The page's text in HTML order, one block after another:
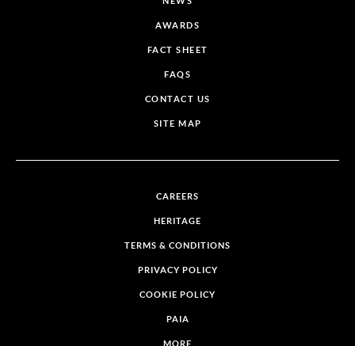
AWARDS
FACT SHEET
FAQS
CONTACT US
SITE MAP
CAREERS
HERITAGE
TERMS & CONDITIONS
PRIVACY POLICY
COOKIE POLICY
PAIA
MORE